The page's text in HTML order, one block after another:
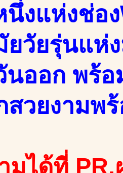
นึ่งแห่งช่
ยวัยรุ่นแห่
นออก พร้
สวยงามพ
มได้ที่